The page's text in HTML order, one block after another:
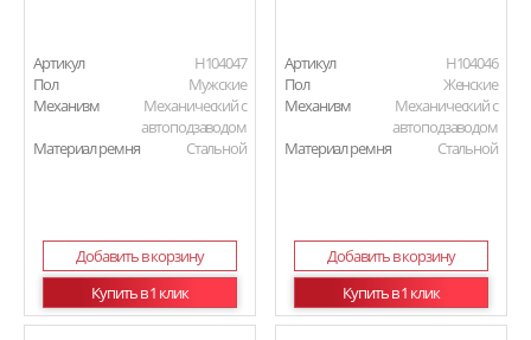
Артикул
H104047
Пол
Мужские
Механизм
Механический с
автоподзаводом
Материал ремня
Стальной
Добавить в корзину
Купить в 1 клик
Артикул
H104046
Пол
Женские
Механизм
Механический с
автоподзаводом
Материал ремня
Стальной
Добавить в корзину
Купить в 1 клик